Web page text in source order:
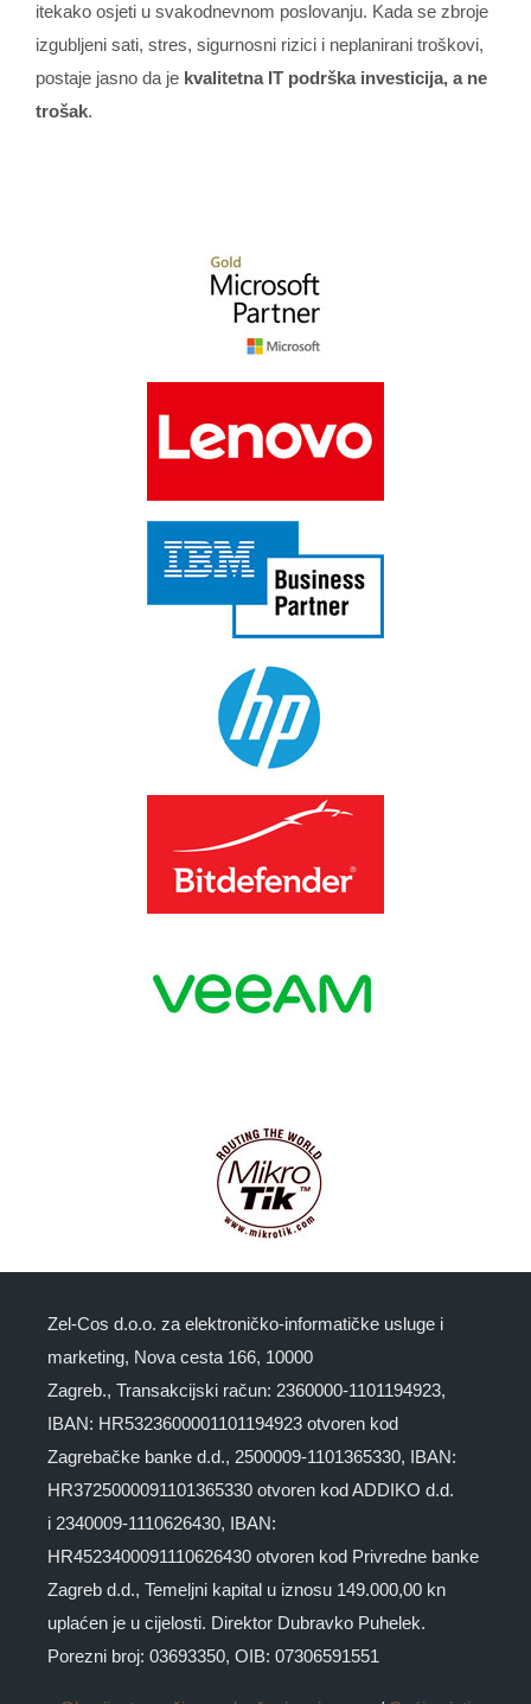
itekako osjeti u svakodnevnom poslovanju. Kada se zbroje
izgubljeni sati, stres, sigurnosni rizici i neplanirani troškovi,
postaje jasno da je kvalitetna IT podrška investicija, a ne
trošak.
Zel-Cos d.o.o. za elektroničko-informatičke usluge i
marketing, Nova cesta 166, 10000
Zagreb., Transakcijski račun: 2360000-1101194923,
IBAN: HR5323600001101194923 otvoren kod
Zagrebačke banke d.d., 2500009-1101365330, IBAN:
HR3725000091101365330 otvoren kod ADDIKO d.d.
i 2340009-1110626430, IBAN:
HR4523400091110626430 otvoren kod Privredne banke
Zagreb d.d., Temeljni kapital u iznosu 149.000,00 kn
uplaćen je u cijelosti. Direktor Dubravko Puhelek.
Porezni broj: 03693350, OIB: 07306591551